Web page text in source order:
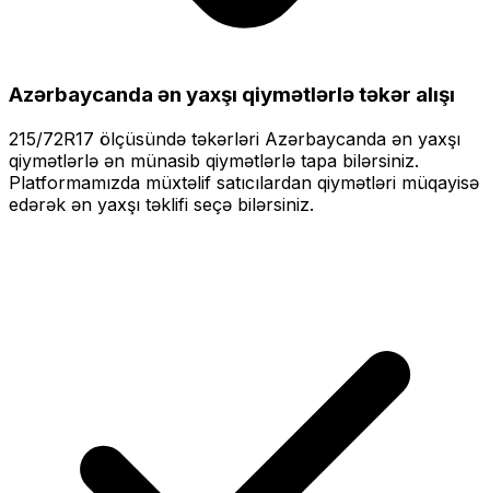
Azərbaycanda ən yaxşı qiymətlərlətəkər alışı
215/72R17 ölçüsündə təkərləri Azərbaycanda ən yaxşı
qiymətlərlə ən münasib qiymətlərlə tapa bilərsiniz.
Platformamızda müxtəlif satıcılardan qiymətləri müqayisə
edərək ən yaxşı təklifi seçə bilərsiniz.